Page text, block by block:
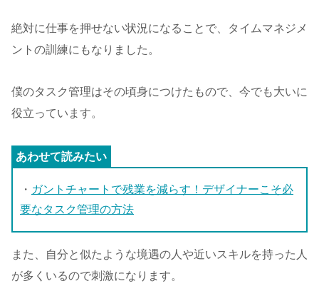
絶対に仕事を押せない状況になることで、タイムマネジメ
ントの訓練にもなりました。
僕のタスク管理はその頃身につけたもので、今でも大いに
役立っています。
・ ガントチャートで残業を減らす！デザイナーこそ必
要なタスク管理の方法
また、自分と似たような境遇の人や近いスキルを持った人
が多くいるので刺激になります。